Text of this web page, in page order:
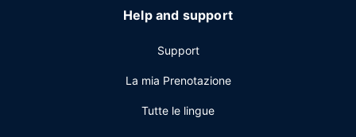
Help and support
Support
La mia Prenotazione
Tutte le lingue